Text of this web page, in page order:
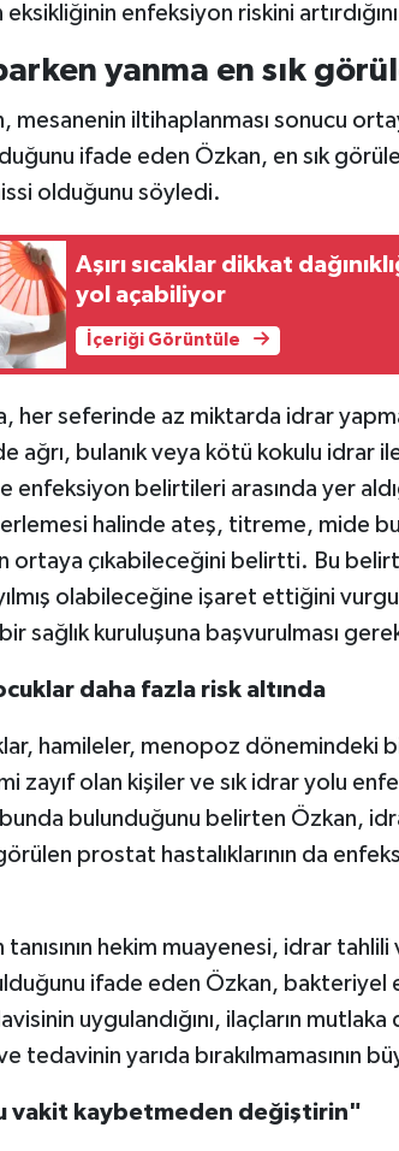
enfeksiyon riskini
yanma en sık
mesanenin iltihaplanması sonucu
ifade eden Özkan, en sık
olduğunu söyledi.
Aşırı sıcaklar dikkat
yol açabiliyor
İçeriği Görüntüle
her seferinde az miktarda idrar
ağrı, bulanık veya kötü kokulu idrar
enfeksiyon belirtileri arasında yer
halinde ateş, titreme, mide
ortaya çıkabileceğini belirtti. Bu
olabileceğine işaret ettiğini
sağlık kuruluşuna başvurulması
daha fazla risk altında
hamileler, menopoz dönemindeki
zayıf olan kişiler ve sık idrar yolu
bulunduğunu belirten Özkan,
prostat hastalıklarının da
tanısının hekim muayenesi, idrar
ifade eden Özkan, bakteriyel
uygulandığını, ilaçların
ve tedavinin yarıda bırakılmamasının
vakit kaybetmeden değiştirin"